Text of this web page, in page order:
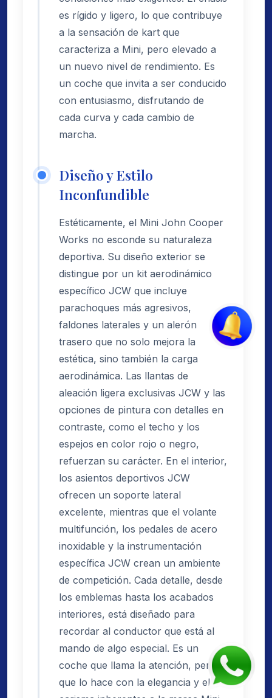
es rígido y ligero, lo que contribuye
a la sensación de kart que
caracteriza a Mini, pero elevado a
un nuevo nivel de rendimiento. Es
un coche que invita a ser conducido
con entusiasmo, disfrutando de
cada curva y cada cambio de
marcha.
Diseño y Estilo
Inconfundible
Estéticamente, el Mini John Cooper
Works no esconde su naturaleza
deportiva. Su diseño exterior se
distingue por un kit aerodinámico
específico JCW que incluye
parachoques más agresivos,
faldones laterales y un alerón
trasero que no solo mejora la
estética, sino también la carga
aerodinámica. Las llantas de
aleación ligera exclusivas JCW y las
opciones de pintura con detalles en
contraste, como el techo y los
espejos en color rojo o negro,
refuerzan su carácter. En el interior,
los asientos deportivos JCW
ofrecen un soporte lateral
excelente, mientras que el volante
multifunción, los pedales de acero
inoxidable y la instrumentación
específica JCW crean un ambiente
de competición. Cada detalle, desde
los emblemas hasta los acabados
interiores, está diseñado para
recordar al conductor que está al
mando de algo especial. Es un
coche que llama la atención, pero
que lo hace con la elegancia y el